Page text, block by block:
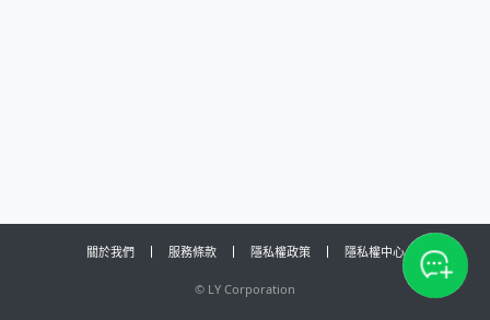
關於我們 服務條款 隱私權政策 隱私權中心
© LY Corporation